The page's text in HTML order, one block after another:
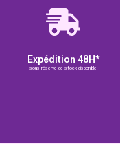
Expédition 48H*
sous réserve de stock disponible